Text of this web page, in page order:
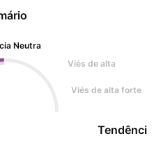
Neutra
Viés de alta
Viés de alta forte
Tendência